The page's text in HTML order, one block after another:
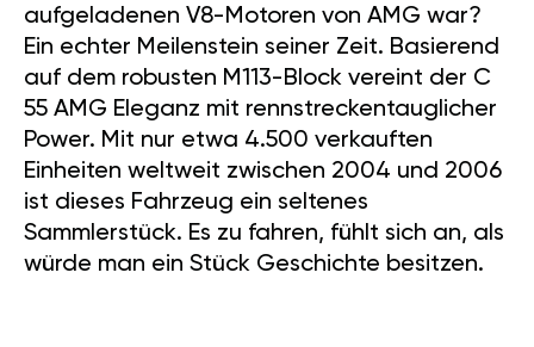
aufgeladenen V8-Motoren von AMG war?
Ein echter Meilenstein seiner Zeit. Basierend
auf dem robusten M113-Block vereint der C
55 AMG Eleganz mit rennstreckentauglicher
Power. Mit nur etwa 4.500 verkauften
Einheiten weltweit zwischen 2004 und 2006
ist dieses Fahrzeug ein seltenes
Sammlerstück. Es zu fahren, fühlt sich an, als
würde man ein Stück Geschichte besitzen.